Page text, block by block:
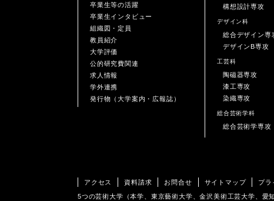
卒業生等の活躍
卒業生インタビュー
組織図・定員
教員紹介
大学評価
公的研究費関連
求人情報
学外連携
発行物（大学案内・広報誌）
構想設計専攻
デザイン科
総合デザイン専
デザインB専攻
工芸科
陶磁器専攻
漆工専攻
染織専攻
総合芸術学科
総合芸術学専攻
アクセス 資料請求 お問合せ サイトマップ
プラ
5つの芸術大学（本学、東京藝術大学、金沢美術工芸大学、愛